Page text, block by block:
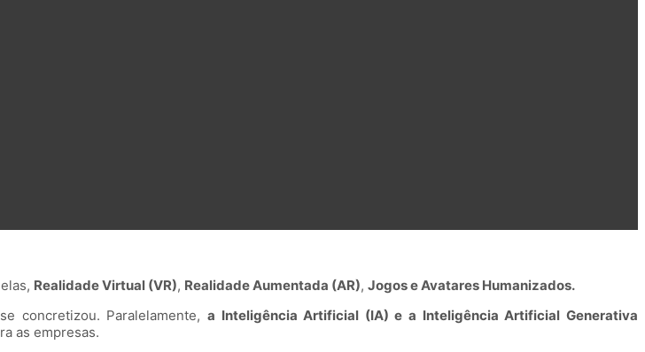
Realidade Virtual (VR), Realidade Aumentada (AR), Jogos e Avatares Humanizados.
concretizou. Paralelamente, a Inteligência Artificial (IA) e a Inteligência Artificial Generativa
as empresas.